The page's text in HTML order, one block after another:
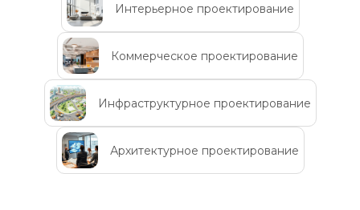
Интерьерное проектирование
Коммерческое проектирование
Инфраструктурное проектирование
Архитектурное проектирование